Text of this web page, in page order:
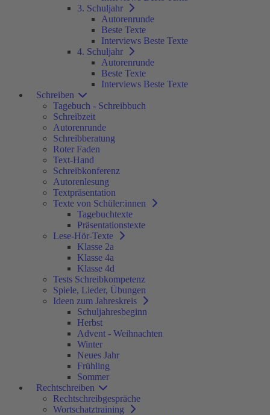
3. Schuljahr
Autorenrunde
Beste Texte
Interviews Beste Texte
4. Schuljahr
Autorenrunde
Beste Texte
Interviews Beste Texte
Schreiben
Tagebuch - Schreibbuch
Schreibzeit
Autorenrunde
Schreibberatung
Roter Faden
Text-Hand
Schreibkonferenz
Autorenlesung
Textpräsentation
Texte von Schüler:innen
Tagebuchtexte
Präsentationstexte
Lese-Hör-Texte
Klasse 2a
Klasse 4a
Klasse 4d
Tests Schreibkompetenz
Spiele, Lieder, Übungen
Ideen zum Jahreskreis
Schuljahresbeginn
Herbst
Advent - Weihnachten
Winter
Neues Jahr
Frühling
Sommer
Rechtschreiben
Rechtschreibgespräche
Wortschatztraining